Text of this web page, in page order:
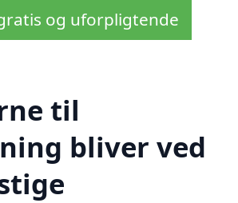
og uforpligtende
til
bliver ved